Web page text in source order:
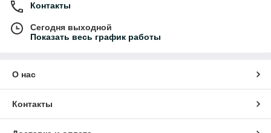
Контакты
Сегодня выходной
Показать весь график работы
О нас
Контакты